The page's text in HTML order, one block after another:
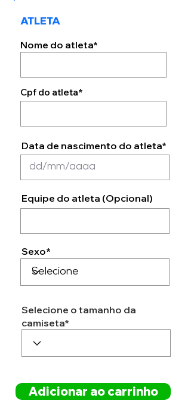
ATLETA
Nome do atleta*
Cpf do atleta*
Data de nascimento do atleta*
Equipe do atleta (Opcional)
Sexo*
Selecione o tamanho da
camiseta*
Adicionar ao carrinho